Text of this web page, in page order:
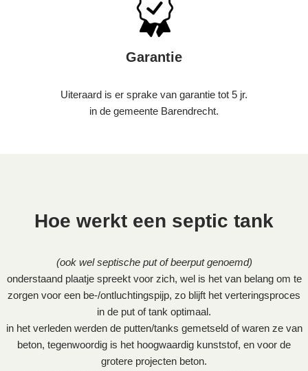
Garantie
Uiteraard is er sprake van garantie tot 5 jr.
in de gemeente Barendrecht.
Hoe werkt een septic tank
(ook wel septische put of beerput genoemd)
onderstaand plaatje spreekt voor zich, wel is het van belang om te
zorgen voor een be-/ontluchtingspijp, zo blijft het verteringsproces
in de put of tank optimaal.
in het verleden werden de putten/tanks gemetseld of waren ze van
beton, tegenwoordig is het hoogwaardig kunststof, en voor de
grotere projecten beton.